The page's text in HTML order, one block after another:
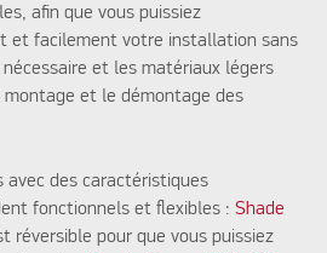
afin que vous puissiez
et facilement votre installation sans
et les matériaux légers
et le démontage des
avec des caractéristiques
fonctionnels et flexibles :Shade
réversible pour que vous puissiez